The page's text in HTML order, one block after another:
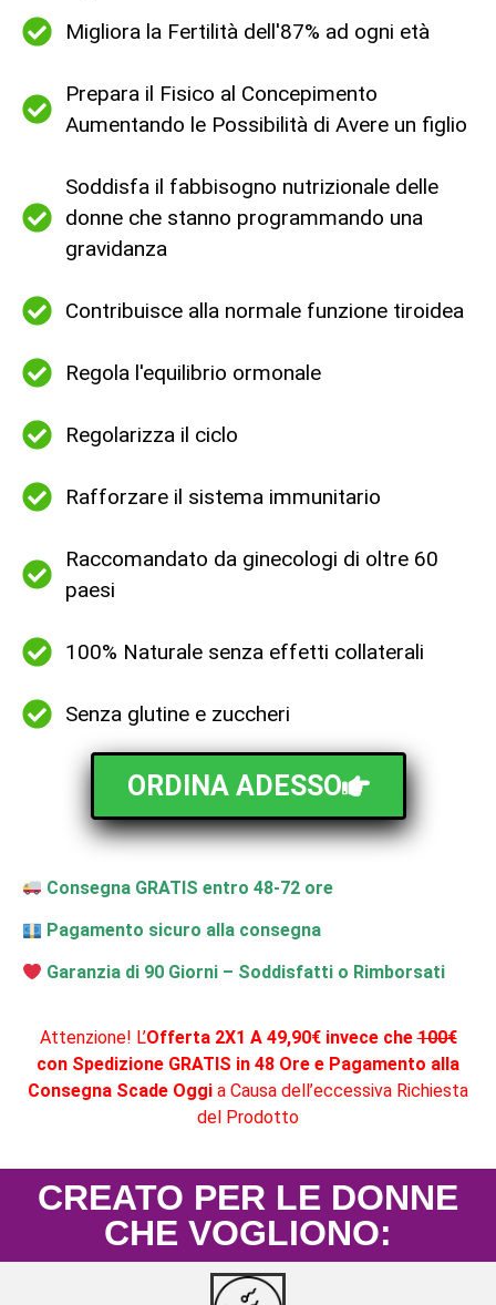
Migliora la Fertilità dell'87% ad ogni età
Prepara il Fisico al Concepimento
Aumentando le Possibilità di Avere un figlio
Soddisfa il fabbisogno nutrizionale delle
donne che stanno programmando una
gravidanza
Contribuisce alla normale funzione tiroidea
Regola l'equilibrio ormonale
Regolarizza il ciclo
Rafforzare il sistema immunitario
Raccomandato da ginecologi di oltre 60
paesi
100% Naturale senza effetti collaterali
Senza glutine e zuccheri
ORDINA ADESSO
Consegna GRATIS entro 48-72 ore
Pagamento sicuro alla consegna
Garanzia di 90 Giorni – Soddisfatti o Rimborsati
Attenzione! L’Offerta 2X1 A 49,90€ invece che100€
con Spedizione GRATIS in 48 Ore e Pagamento alla
Consegna Scade Oggi a Causa dell’eccessiva Richiesta
del Prodotto
CREATO PER LE DONNE
CHE VOGLIONO: